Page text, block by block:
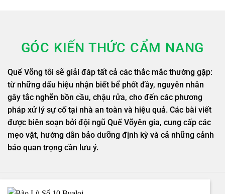
GÓC KIẾN THỨC CẨM NANG
Quế Võng tôi sẽ giải đáp tất cả các thắc mắc thường gặp:
từ những dấu hiệu nhận biết bể phốt đầy, nguyên nhân
gây tắc nghẽn bồn cầu, chậu rửa, cho đến các phương
pháp xử lý sự cố tại nhà an toàn và hiệu quả. Các bài viết
được biên soạn bởi đội ngũ Quế Võyên gia, cung cấp các
mẹo vặt, hướng dẫn bảo dưỡng định kỳ và cả những cảnh
báo quan trọng cần lưu ý.